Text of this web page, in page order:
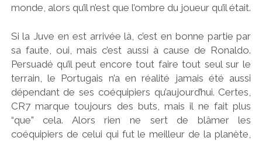
monde, alors qu’il n’est que l’ombre du joueur qu’il était.
Si la Juve en est arrivée là, c’est en bonne partie par
sa faute, oui, mais c’est aussi à cause de Ronaldo.
Persuadé qu’il peut encore tout faire tout seul sur le
terrain, le Portugais n’a en réalité jamais été aussi
dépendant de ses coéquipiers qu’aujourd’hui. Certes,
CR7 marque toujours des buts, mais il ne fait plus
“que” cela. Alors rien ne sert de blâmer les
coéquipiers de celui qui fut le meilleur de la planète,